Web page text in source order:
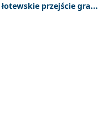
przejście gra...